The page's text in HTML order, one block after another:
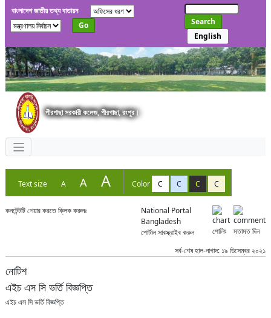
বাংলাদেশ জাতীয় তথ্য বাতায়ন
Go
Search
English
পীরগাছা সরকারী কলেজ, পীরগাছা, রংপুর।
Text size A A A Color C C C C
কনটেন্টটি শেয়ার করতে ক্লিক করুনঃ
National Portal
Bangladesh
পোর্টাল সাবস্ক্রাইব করুন
পোলিং
মতামত দিন
সর্ব-শেষ হাল-নাগাদ: ১৯ ডিসেম্বর ২০২১
নোটিশ
এইচ এস সি ভর্তি বিজ্ঞপ্তি
এইচ এস সি ভর্তি বিজ্ঞপ্তি